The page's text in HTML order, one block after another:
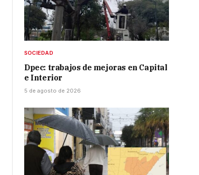
SOCIEDAD
Dpec: trabajos de mejoras en Capital
e Interior
5 de agosto de 2026